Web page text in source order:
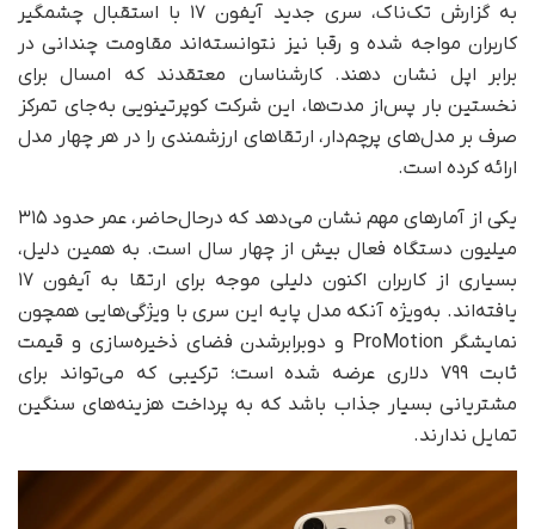
به گزارش تک‌ناک، سری جدید آیفون ۱۷ با استقبال چشمگیر
کاربران مواجه شده و رقبا نیز نتوانسته‌اند مقاومت چندانی در
برابر اپل نشان دهند. کارشناسان معتقدند که امسال برای
نخستین بار پس‌از مدت‌ها، این شرکت کوپرتینویی به‌جای تمرکز
صرف بر مدل‌های پرچم‌دار، ارتقاهای ارزشمندی را در هر چهار مدل
ارائه کرده است.
یکی از آمارهای مهم نشان می‌دهد که در‌حال‌حاضر، عمر حدود ۳۱۵
میلیون دستگاه فعال بیش از چهار سال است. به همین دلیل،
بسیاری از کاربران اکنون دلیلی موجه برای ارتقا به آیفون ۱۷
یافته‌اند. به‌ویژه آنکه مدل پایه این سری با ویژگی‌هایی همچون
نمایشگر ProMotion و دو‌برابر‌شدن فضای ذخیره‌سازی و قیمت
ثابت ۷۹۹ دلاری عرضه شده است؛ ترکیبی که می‌تواند برای
مشتریانی بسیار جذاب باشد که به پرداخت هزینه‌های سنگین
تمایل ندارند.